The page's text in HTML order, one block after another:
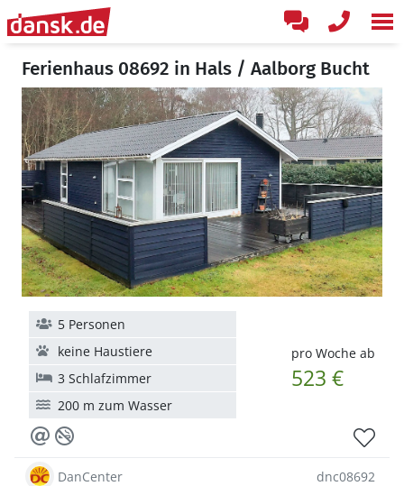
Ferienhaus 08692 in Hals / Aalborg Bucht
pro Woche ab
523 €
5 Personen
keine Haustiere
3 Schlafzimmer
200 m zum Wasser
DanCenter dnc08692